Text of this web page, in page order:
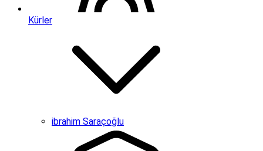
Kürler
ibrahim Saraçoğlu